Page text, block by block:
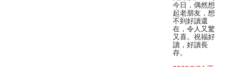
今日，偶然想
起老朋友，想
不到好讀還
在，令人又驚
又喜。祝福好
讀，好讀長
存。